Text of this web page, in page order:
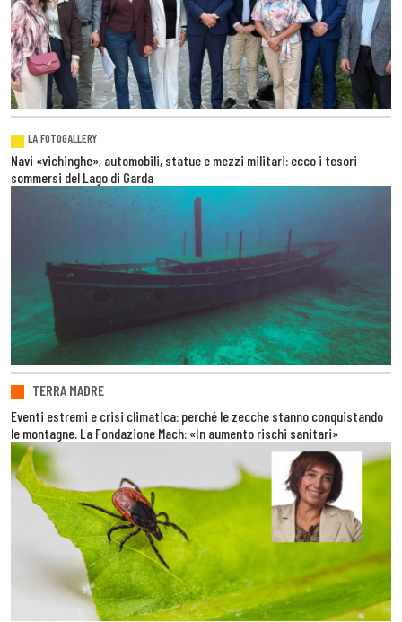
LA FOTOGALLERY
Navi «vichinghe», automobili, statue e mezzi militari: ecco i tesori
sommersi del Lago di Garda
TERRA MADRE
Eventi estremi e crisi climatica: perché le zecche stanno conquistando
le montagne. La Fondazione Mach: «In aumento rischi sanitari»